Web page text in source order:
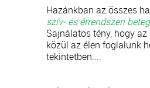
Hazánkban az összes
szív- és érrendszeri
Sajnálatos tény, hogy
közül az élen foglalunk
tekintetben....